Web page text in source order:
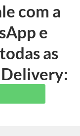
com a
e
as